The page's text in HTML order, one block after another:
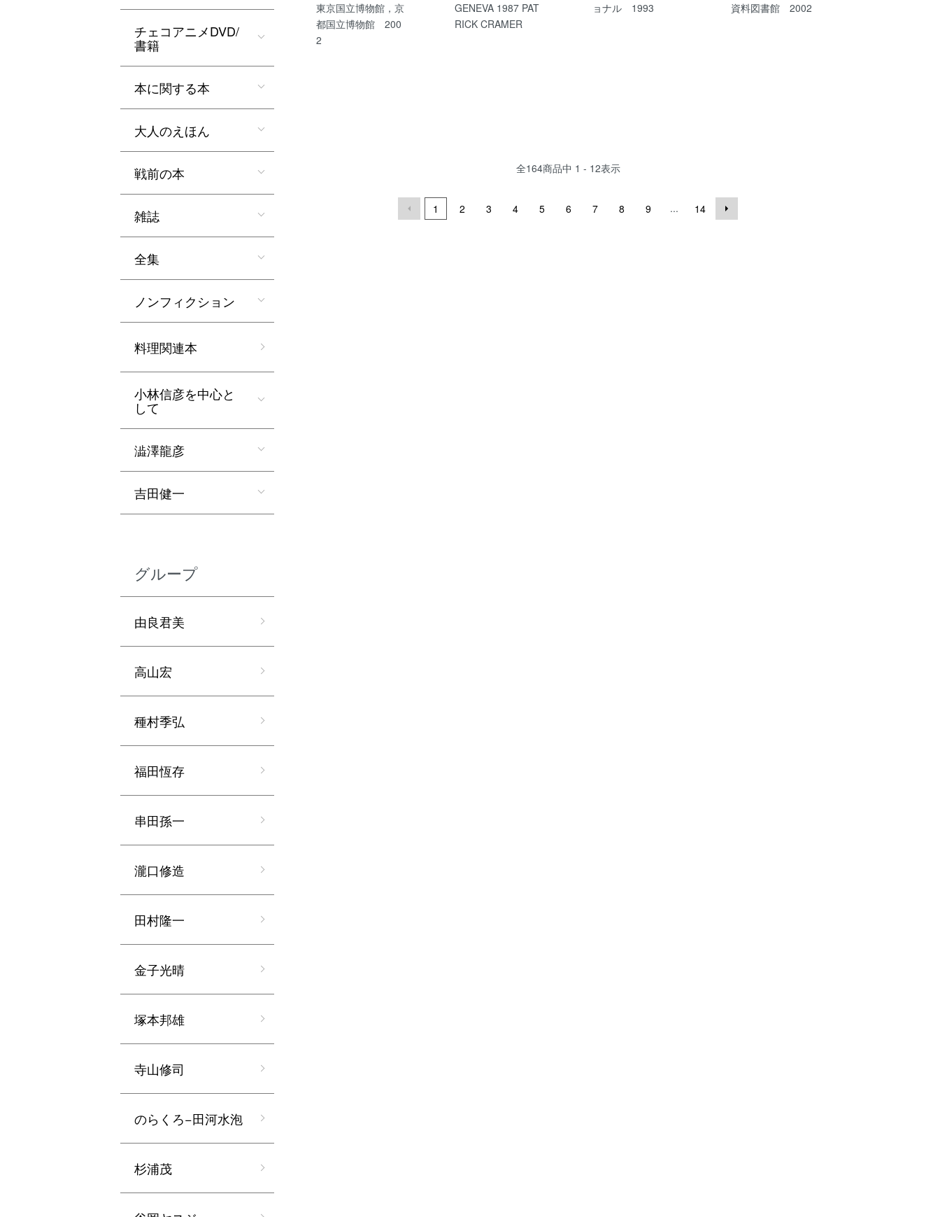
東京国立博物館，京
都国立博物館 200
2
GENEVA 1987 PAT
RICK CRAMER
ョナル 1993
資料図書館 2002
全164商品中 1 - 12表示
1 2 3 4 5 6 7 8 9 ... 14
チェコアニメDVD/
書籍
本に関する本
大人のえほん
戦前の本
雑誌
全集
ノンフィクション
料理関連本
小林信彦を中心と
して
澁澤龍彦
吉田健一
グループ
由良君美
高山宏
種村季弘
福田恆存
串田孫一
瀧口修造
田村隆一
金子光晴
塚本邦雄
寺山修司
のらくろ−田河水泡
杉浦茂